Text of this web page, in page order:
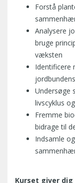
Forstå
Analysere
bruge
væksten
Identificere
Undersøge
livscyklus
Fremme
bidrage til
Indsamle
Kurset giver